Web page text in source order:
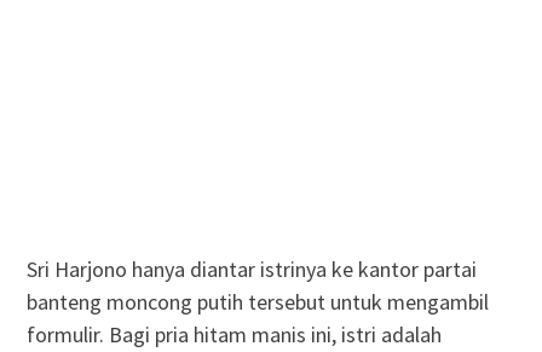
Sri Harjono hanya diantar istrinya ke kantor partai
banteng moncong putih tersebut untuk mengambil
formulir. Bagi pria hitam manis ini, istri adalah